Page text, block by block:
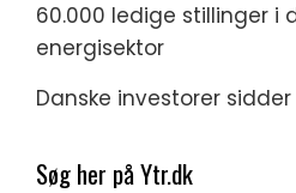
60.000 ledige stillinger i
energisektor
Danske investorer
Søg her på Ytr.dk